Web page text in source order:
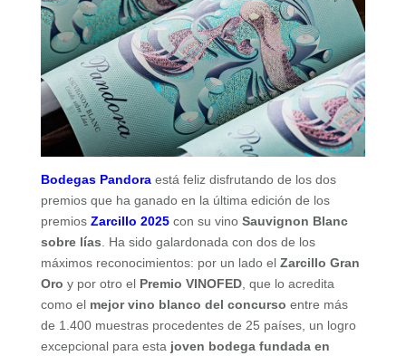
Bodegas Pandoraestá feliz disfrutando de los dos
premios que ha ganado en la última edición de los
premios Zarcillo 2025con su vino Sauvignon Blanc
sobre lías . Ha sido galardonada con dos de los
máximos reconocimientos: por un lado el Zarcillo Gran
Oro y por otro el Premio VINOFED, que lo acredita
como el mejor vino blanco del concurso entre más
de 1.400 muestras procedentes de 25 países, un logro
excepcional para esta joven bodega fundada en